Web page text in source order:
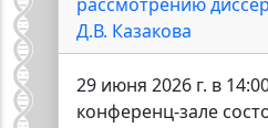
Д.В. Казакова
29 июня 2026 г. в
конференц-зале